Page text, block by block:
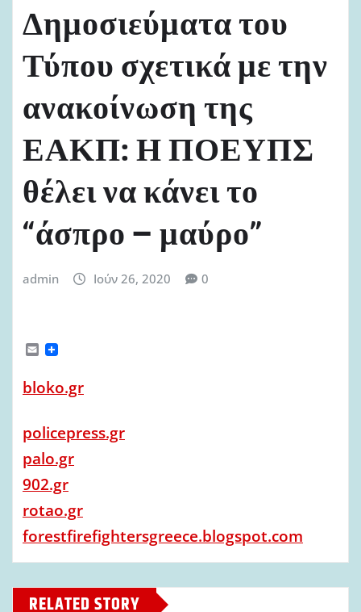
Δημοσιεύματα του
Τύπου σχετικά με την
ανακοίνωση της
ΕΑΚΠ: Η ΠΟΕΥΠΣ
θέλει να κάνει το
“άσπρο – μαύρο”
admin Ιούν 26, 2020 0
E
m
i
l
bloko.gr
policepress.gr
palo.gr
902.gr
rotao.gr
forestfirefightersgreece.blogspot.com
RELATED STORY